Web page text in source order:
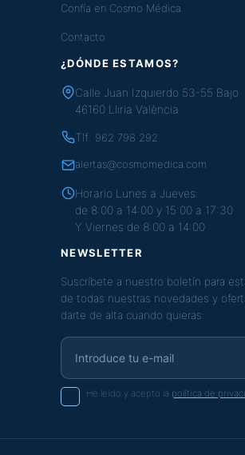
Confía en Cosmo Médica
Contacto
¿DÓNDE ESTAMOS?
Calle Juan Izquierdo 53-55 Bajo
46160 Lliria València
Tlf: 962 798 292
alertas@cosmomedica.com
Horario Lunes a Jueves:
de 8:00 a 14:00 y 15:00 a 17:30
Y Viernes de 8:00 a 14:00
NEWSLETTER
Suscríbete a nuestro boletín para
de todas nuestras novedades y
darte de alta cuando quieras:
He leido y acepto la política de